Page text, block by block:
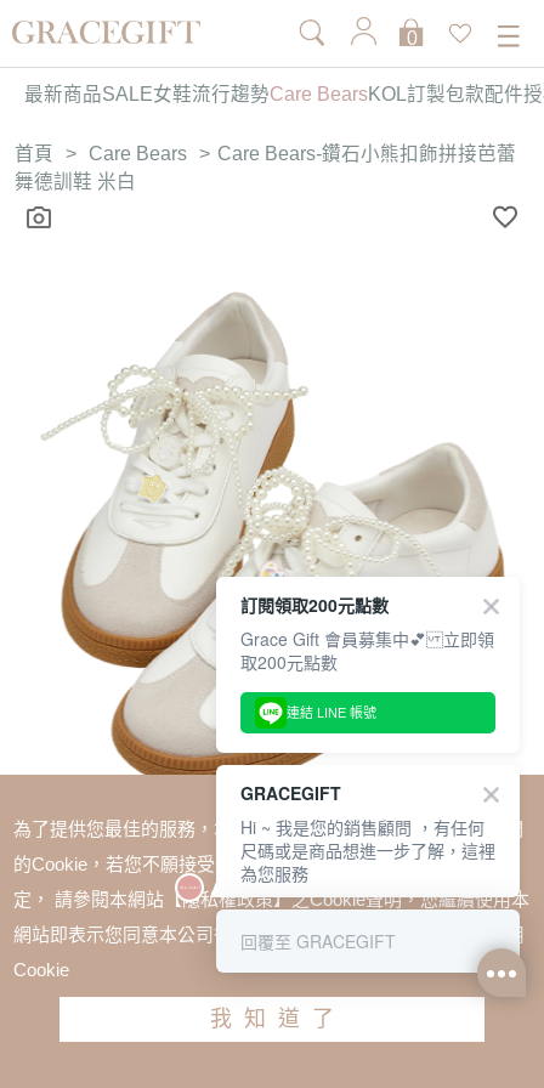
0
最新商品SALE女鞋流行趨勢Care BearsKOL訂製包款配件
首頁 > Care Bears > Care Bears-鑽石小熊扣飾拼接芭蕾
舞德訓鞋 米白
Care Bears-鑽石小熊扣飾拼接芭蕾舞德訓鞋 米白
為了提供您最佳的服務，本網站會在您的電腦中放置並取用我們
的Cookie，若您不願接受Cookie時應如何變更電腦的Cookie設
定， 請參閱本網站【隱私權政策】之Cookie聲明，您繼續使用本
網站即表示您同意本公司得按本網站使用條款之Cookie聲明使用
Cookie
我知道了
訂閱領取200元點數
Grace Gift 會員募集中💕 立即領
取200元點數
連結 LINE 帳號
GRACEGIFT
Hi ~ 我是您的銷售顧問 ，有任何
尺碼或是商品想進一步了解，這裡
為您服務
回覆至 GRACEGIFT